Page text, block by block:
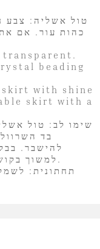
כהות עור. אם
transparent.
beading
with shine
skirt with a
בד
להישבר.
למשוך בקושי. אל תגרד לדברים חזקים אחרים.